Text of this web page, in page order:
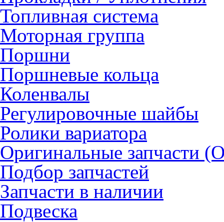
Топливная система
Моторная группа
Поршни
Поршневые кольца
Коленвалы
Регулировочные шайбы
Ролики вариатора
Оригинальные запчасти
Подбор запчастей
Запчасти в наличии
Подвеска